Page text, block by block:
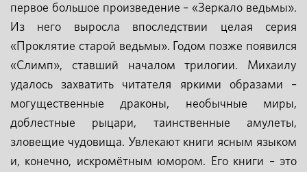
первое большое произведение – «Зеркало ведьмы».
Из него выросла впоследствии целая серия
«Проклятие старой ведьмы». Годом позже появился
«Слимп», ставший началом трилогии. Михаилу
удалось захватить читателя яркими образами –
могущественные драконы, необычные миры,
доблестные рыцари, таинственные амулеты,
зловещие чудовища. Увлекают книги ясным языком
и, конечно, искромётным юмором. Его книги – это